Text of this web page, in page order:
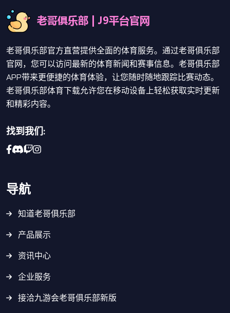
老哥俱乐部官方直营提供全面的体育服务。通过老哥俱乐部
官网，您可以访问最新的体育新闻和赛事信息。老哥俱乐部
APP带来更便捷的体育体验，让您随时随地跟踪比赛动态。
老哥俱乐部体育下载允许您在移动设备上轻松获取实时更新
和精彩内容。
找到我们:
导航
知道老哥俱乐部
产品展示
资讯中心
企业服务
接洽九游会老哥俱乐部新版